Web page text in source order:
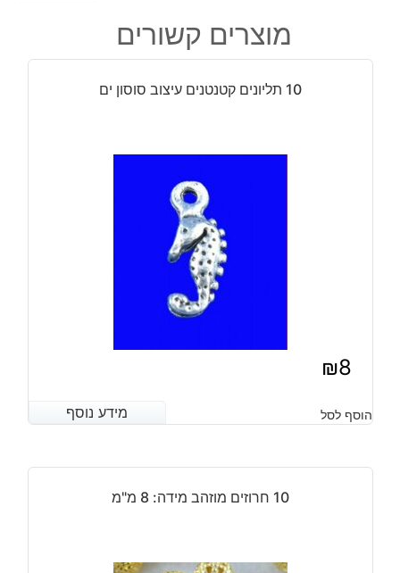
אגט
כחול
מידה:
מוצרים קשורים
10 תליונים קטנטנים עיצוב סוסון ים
₪8
מידע נוסף הוסף לסל מידע נוסף
10 חרוזים מוזהב מידה: 8 מ"מ